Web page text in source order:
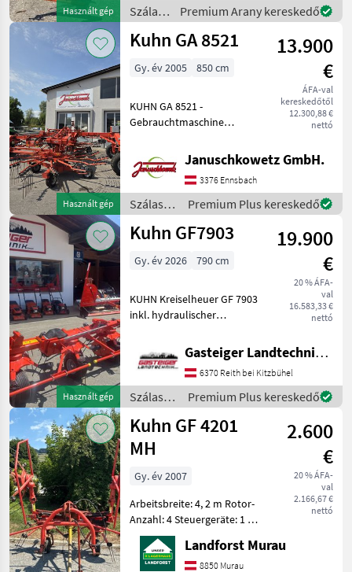
10803
GF
10803
T
GF
10812
T
GF
3701
4201
MH
GF
422
GF
5000
GF
5001
GF
5001
MH
Összes
megjelenítése
MARKETPLACE
Marketplace
Kereskedői
ajánlatok
Apróhirdetések
Használt gép
kisebb traktorokhoz,
használatra és üze
Szálastakarmány
betakarítók
/ Kuhn
Premium Arany kereskedő
Használt gép
Kuhn GA 8521
13.900
€
ÁFA-val
kereskedőtől
12.300,88 €
nettó
Gy. év 2005 850 cm
KUHN GA 8521 -
Gebrauchtmaschine
Mittelschwadablage -
Arbeitsbreite 8, 5m -
Eigengewicht 2950 kg -
Bordhydraulik mit
Zapfwellenantri
Januschkowetz GmbH.
3376 Ennsbach
Szálastakarmány
betakarítók
/ Kuhn
Premium Plus kereskedő
Használt gép
Kuhn GF7903
19.900
€
20 % ÁFA-
val
16.583,33 €
nettó
Gy. év 2026 790 cm
KUHN Kreiselheuer GF 7903
inkl. hydraulischer
ein KUHN Kreiselheuer GF
7903 in sehr gutem
Zustand. Ausstattun
Gasteiger Landtechnik GmbH
6370 Reith bei Kitzbühel
Szálastakarmány
betakarítók
/ Kuhn
Premium Plus kereskedő
Kuhn GF 4201
MH
2.600
€
20 % ÁFA-
val
2.166,67 €
nettó
Gy. év 2007
Arbeitsbreite: 4, 2 m Rotor-
Anzahl: 4 Steuergeräte: 1 x
ew Eigengewicht: 452 kg
Anzahl Zinkenarme/Kreisel:
Landforst Murau
8850 Murau